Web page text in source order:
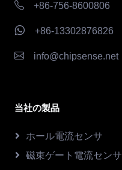
+86-756-8600806
+86-13302876826
info@chipsense.net
当社の製品
ホール電流センサ
磁束ゲート電流センサ